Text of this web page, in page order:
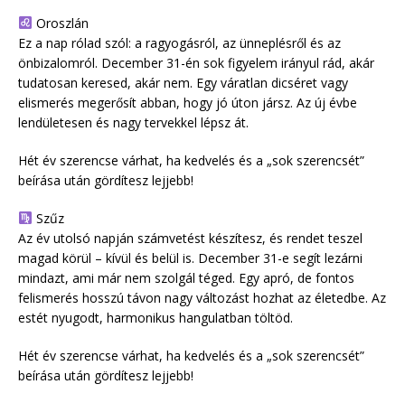
Oroszlán
Ez a nap rólad szól: a ragyogásról, az ünneplésről és az
önbizalomról. December 31-én sok figyelem irányul rád, akár
tudatosan keresed, akár nem. Egy váratlan dicséret vagy
elismerés megerősít abban, hogy jó úton jársz. Az új évbe
lendületesen és nagy tervekkel lépsz át.
Hét év szerencse várhat, ha kedvelés és a „sok szerencsét”
beírása után gördítesz lejjebb!
Szűz
Az év utolsó napján számvetést készítesz, és rendet teszel
magad körül – kívül és belül is. December 31-e segít lezárni
mindazt, ami már nem szolgál téged. Egy apró, de fontos
felismerés hosszú távon nagy változást hozhat az életedbe. Az
estét nyugodt, harmonikus hangulatban töltöd.
Hét év szerencse várhat, ha kedvelés és a „sok szerencsét”
beírása után gördítesz lejjebb!